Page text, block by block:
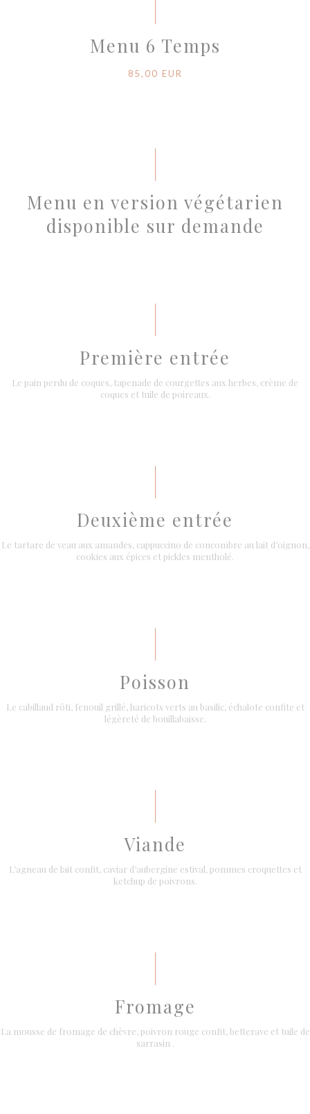
Menu 6 Temps
85,00 EUR
Menu en version végétarien
disponible sur demande
Première entrée
Le pain perdu de coques, tapenade de courgettes aux herbes, crème de
coques et tuile de poireaux.
Deuxième entrée
Le tartare de veau aux amandes, cappuccino de concombre au lait d’oignon,
cookies aux épices et pickles mentholé.
Poisson
Le cabillaud rôti, fenouil grillé, haricots verts au basilic, échalote confite et
légèreté de bouillabaisse.
Viande
L’agneau de lait confit, caviar d’aubergine estival, pommes croquettes et
ketchup de poivrons.
Fromage
La mousse de fromage de chèvre, poivron rouge confit, betterave et tuile de
sarrasin .